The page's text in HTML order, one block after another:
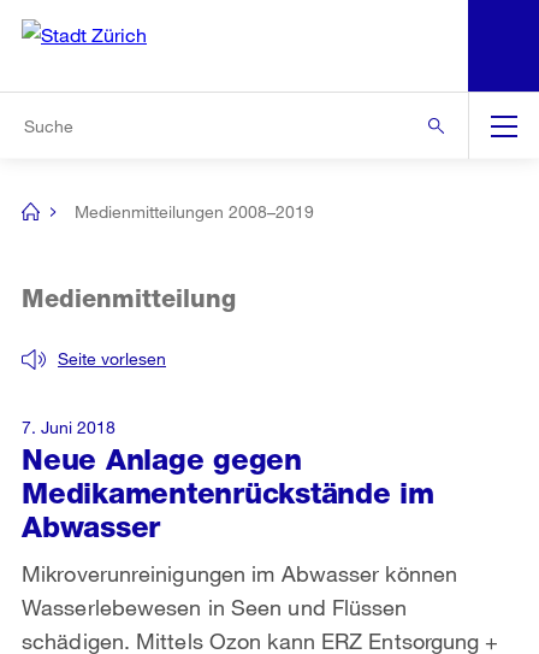
Navigation
[no
Medienmitteilungen 2008–2019
Neue Anlage gegen
Medikamentenrückstände im
Abwasser
Seite vorlesen
Medienmitteilung
Mikroverunreinigungen im Abwasser können
Wasserlebewesen in Seen und Flüssen
schädigen. Mittels Ozon kann ERZ Entsorgung +
7. Juni 2018